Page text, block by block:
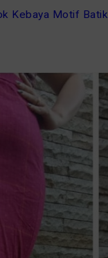
Kebaya Motif Batik